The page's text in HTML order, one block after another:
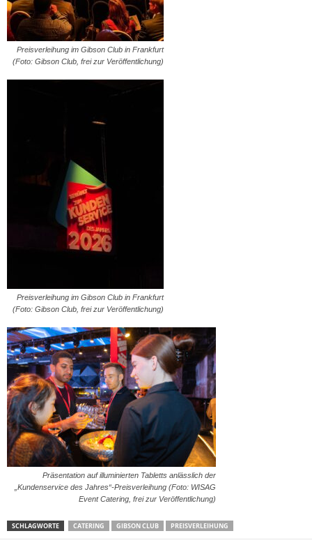
Preisverleihung im Gibson Club in Frankfurt
(Foto: Gibson Club, frei zur Veröffentlichung)
Preisverleihung im Gibson Club in Frankfurt
(Foto: Gibson Club, frei zur Veröffentlichung)
Präsentation auf illuminierten Tabletts anlässlich der
„Kundenservice des Jahres“-Preisverleihung (Foto: WISAG
Event Catering, frei zur Veröffentlichung)
SCHLAGWORTE CATERING GIBSON CLUB PREISVERLEIHUNG